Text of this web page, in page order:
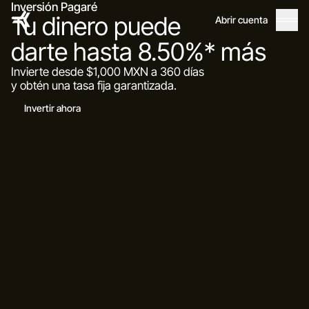
Abrir cuenta
Inversión Pagaré
Tu dinero puede
darte hasta 8.50%* más
Invierte desde $1,000 MXN a 360 días
y obtén una tasa fija garantizada.
Invertir ahora